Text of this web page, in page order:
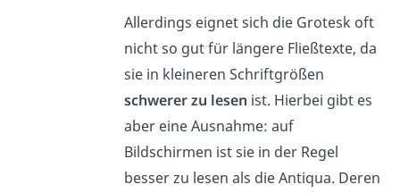
Allerdings eignet sich die Grotesk oft
nicht so gut für längere Fließtexte, da
sie in kleineren Schriftgrößen
schwerer zu lesen ist. Hierbei gibt es
aber eine Ausnahme: auf
Bildschirmen ist sie in der Regel
besser zu lesen als die Antiqua. Deren